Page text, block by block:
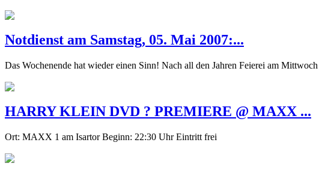
Notdienst am Samstag, 05. Mai 2007:...
Das Wochenende hat wieder einen Sinn! Nach all den Jahren Feierei am
HARRY KLEIN DVD ? PREMIERE @ MAXX ...
Ort: MAXX 1 am Isartor Beginn: 22:30 Uhr Eintritt frei